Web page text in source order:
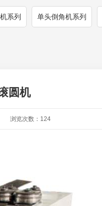
系列 单头倒角机系列
圆机
浏览次数： 124